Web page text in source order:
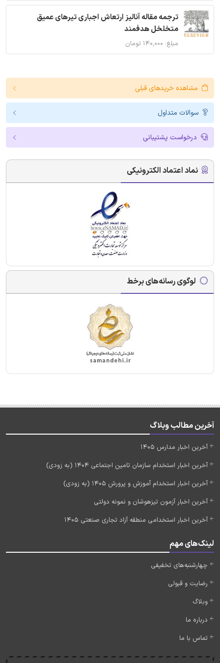
ترجمه مقاله آنالیز ارتعاش اجباری تیرهای عمیق
متخلخل هدفمند
مبلغ: ۱۴۰,۰۰۰ تومان
مشاهده خریدهای قبلی
سوالات متداول
درخواست پشتیبانی
نماد اعتماد الکترونیکی
لوگوی رسانه‌های برخط
آخرین مطالب وبلاگ
آخرین اخبار مدارس 1405
آخرین اخبار استخدام سازمان تامین اجتماعی 1404 (به زودی)
آخرین اخبار استخدام آموزش و پرورش 1405 (به زودی)
آخرین اخبار آزمون تیزهوشان و نمونه دولتی
آخرین اخبار استخدامی منطقه آزاد تجاری صنعتی 1405
لینک‌های مهم
چهارشنبه‌های تخفیفی
رضایت و قبولی
وبلاگ
درباره ما
تماس با ما